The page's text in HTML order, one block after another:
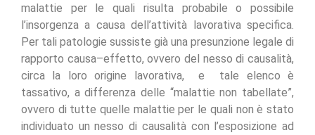
malattie per le quali risulta probabile o possibile
l’insorgenza a causa dell’attività lavorativa specifica.
Per tali patologie sussiste già una presunzione legale di
rapporto causa–effetto, ovvero del nesso di causalità,
circa la loro origine lavorativa, e tale elenco è
tassativo, a differenza delle “malattie non tabellate”,
ovvero di tutte quelle malattie per le quali non è stato
individuato un nesso di causalità con l’esposizione ad